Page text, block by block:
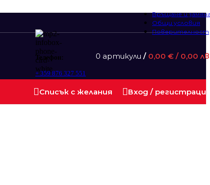
Връщане и
Общи условия
Поверителност
Телефон:
+ 359 876 327 551
0 артикули / 0,00 € / 0,00
Списък с желания Вход /